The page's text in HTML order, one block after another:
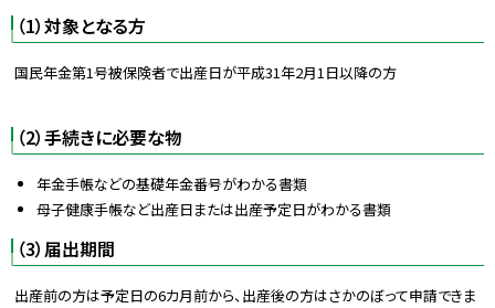
（1）対象となる方
国民年金第1号被保険者で出産日が平成31年2月1日以降の方
（2）手続きに必要な物
年金手帳などの基礎年金番号がわかる書類
母子健康手帳など出産日または出産予定日がわかる書類
（3）届出期間
出産前の方は予定日の6カ月前から、出産後の方はさかのぼって申請できま